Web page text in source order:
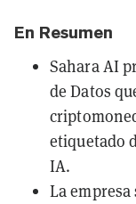
En Resumen
Sahara AI
de Datos
etiquetado
IA.
La empresa